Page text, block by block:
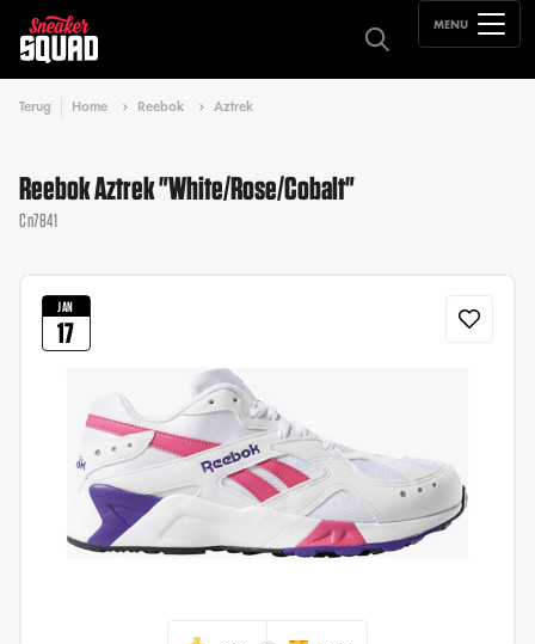
MENU
Terug Home Reebok Aztrek
Reebok Aztrek "White/Rose/Cobalt"
Cn7841
JAN
17